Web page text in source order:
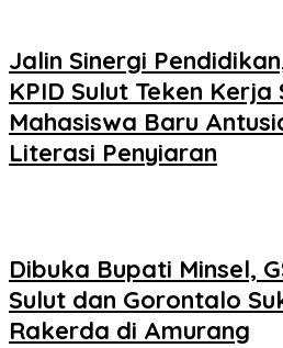
Jalin Sinergi
KPID Sulut Teken Kerja
Mahasiswa Baru
Literasi Penyiaran
Dibuka Bupati Minsel,
Sulut dan Gorontalo
Rakerda di Amurang